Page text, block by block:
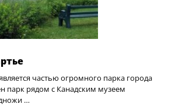
частью огромного парка города
парк рядом с Канадским музеем
…